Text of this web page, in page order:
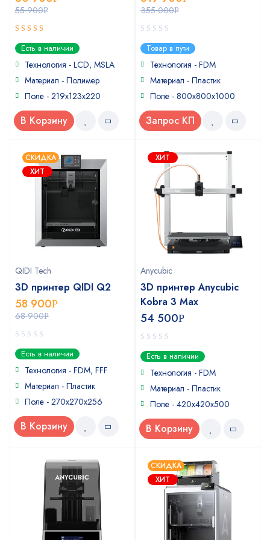
55 900Р
5out of 5
Есть в наличии
Технология - LCD, MSLA
Материал - Полимер
Поле - 219x123x220
В Корзину
355 000Р
0
out
of
Товар в пути
Технология - FDM
Материал - Пластик
Поле - 800x800x1000
Запрос КП
СКИДКА
ХИТ
QIDI Tech
3D принтер QIDI Q2
68 900Р
58 900Р
0
out
of
Есть в наличии
Технология - FDM, FFF
Материал - Пластик
Поле - 270х270х256
В Корзину
ХИТ
Anycubic
3D принтер Anycubic
Kobra 3 Max
54 500Р
0
out
of
Есть в наличии
Технология - FDM
Материал - Пластик
Поле - 420x420x500
В Корзину
СКИДКА
ХИТ